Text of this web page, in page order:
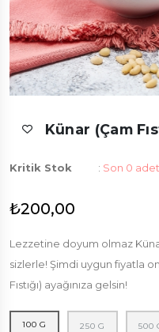
Künar (Çam
Kritik Stok : Son 0
₺200,00
Lezzetine doyum olmaz
sizlerle! Şimdi uygun fiyatla
Fıstığı) ayağınıza gelsin!
100 G 250 G 500